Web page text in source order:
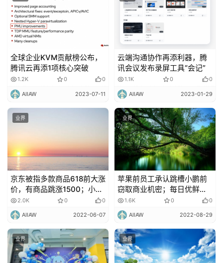
全球企业KVM贡献榜公布，
腾讯云再添1项核心突破
1.2K 0 0
AIIAW 2023-07-11
云端沟通协作再添利器，腾
讯会议发布录屏工具“会记”
1.1K 0 0
AIIAW 2023-01-29
业界
京东被指​多款商品618前大涨
价，有商品跳涨1500；小鹏
多部门调整裁员，数位高管
离职
2.0K 0 0
AIIAW 2022-06-07
业界
苹果前员工承认跳槽小鹏前
窃取商业机密；每日优鲜便
利购业务被3千万收购
1.6K 0 0
AIIAW 2022-08-29
业界 业界